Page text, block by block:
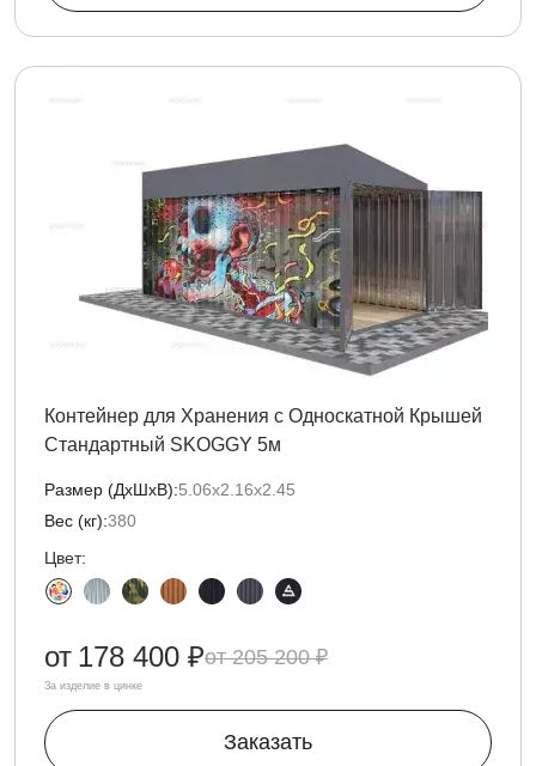
Контейнер для Хранения с Односкатной Крышей
Стандартный SKOGGY 5м
Размер (ДxШxВ):5.06х2.16х2.45
Вес (кг):380
Цвет:
205 200 ₽
от 178 400 ₽
За изделие в цинке
Заказать